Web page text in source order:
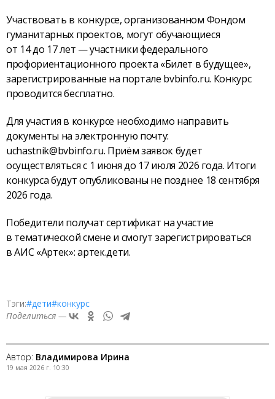
Участвовать в конкурсе, организованном Фондом
гуманитарных проектов, могут обучающиеся
от 14 до 17 лет — участники федерального
профориентационного проекта «Билет в будущее»,
зарегистрированные на портале bvbinfo.ru. Конкурс
проводится бесплатно.
Для участия в конкурсе необходимо направить
документы на электронную почту:
uchastnik@bvbinfo.ru. Приём заявок будет
осуществляться с 1 июня до 17 июля 2026 года. Итоги
конкурса будут опубликованы не позднее 18 сентября
2026 года.
Победители получат сертификат на участие
в тематической смене и смогут зарегистрироваться
в АИС «Артек»: артек.дети.
Тэги:#дети#конкурс
Поделиться —
Автор: Владимирова Ирина
19 мая 2026 г. 10:30